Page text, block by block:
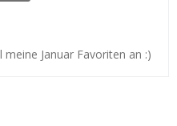
Januar Favoriten an :)